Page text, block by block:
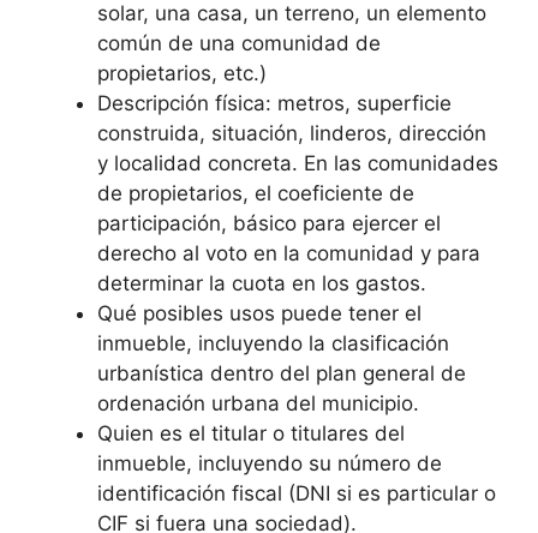
solar, una casa, un terreno, un elemento
común de una comunidad de
propietarios, etc.)
Descripción física: metros, superficie
construida, situación, linderos, dirección
y localidad concreta. En las comunidades
de propietarios, el coeficiente de
participación, básico para ejercer el
derecho al voto en la comunidad y para
determinar la cuota en los gastos.
Qué posibles usos puede tener el
inmueble, incluyendo la clasificación
urbanística dentro del plan general de
ordenación urbana del municipio.
Quien es el titular o titulares del
inmueble, incluyendo su número de
identificación fiscal (DNI si es particular o
CIF si fuera una sociedad).